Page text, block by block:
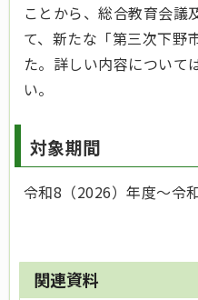
ことから、総合教育会議
て、新たな「第三次下野
た。詳しい内容について
い。
対象期間
令和8（2026）年度～令
関連資料